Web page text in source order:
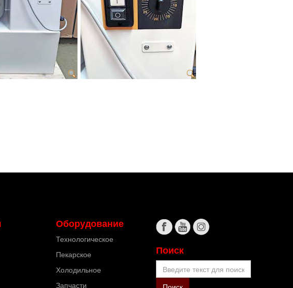
Оборудование
Технологическое
Пекарское
Холодильное
Запчасти
Поиск
Поиск